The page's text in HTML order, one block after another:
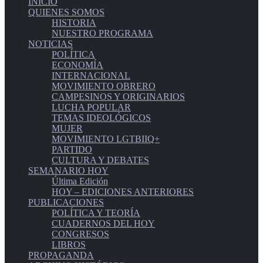
QUIENES SOMOS
HISTORIA
NUESTRO PROGRAMA
NOTICIAS
POLÍTICA
ECONOMÍA
INTERNACIONAL
MOVIMIENTO OBRERO
CAMPESINOS Y ORIGINARIOS
LUCHA POPULAR
TEMAS IDEOLÓGICOS
MUJER
MOVIMIENTO LGTBIIQ+
PARTIDO
CULTURA Y DEBATES
SEMANARIO HOY
Última Edición
HOY – EDICIONES ANTERIORES
PUBLICACIONES
POLÍTICA Y TEORÍA
CUADERNOS DEL HOY
CONGRESOS
LIBROS
PROPAGANDA